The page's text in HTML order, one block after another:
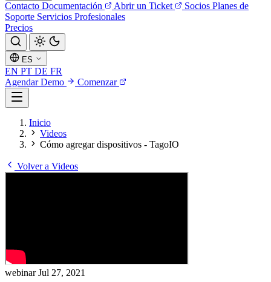
Contacto Documentación Abrir un Ticket Socios Planes de
Soporte Servicios Profesionales
Precios
ES
EN PT DE FR
Agendar Demo
Comenzar
Inicio
Videos
Cómo agregar dispositivos - TagoIO
Volver a Videos
webinarJul 27, 2021